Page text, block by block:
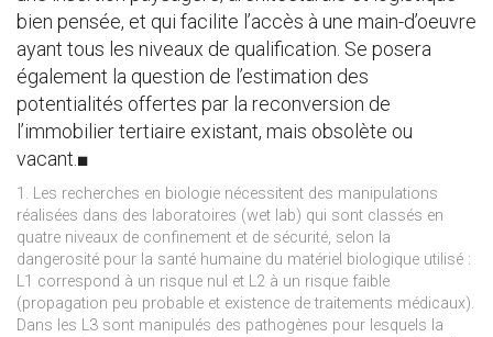
bien pensée, et qui facilite l’accès à une main-d’oeuvre
ayant tous les niveaux de qualification. Se posera
également la question de l’estimation des
potentialités offertes par la reconversion de
l’immobilier tertiaire existant, mais obsolète ou
vacant.■
1. Les recherches en biologie nécessitent des manipulations
réalisées dans des laboratoires (wet lab) qui sont classés en
quatre niveaux de confinement et de sécurité, selon la
dangerosité pour la santé humaine du matériel biologique utilisé :
L1 correspond à un risque nul et L2 à un risque faible
(propagation peu probable et existence de traitements médicaux).
Dans les L3 sont manipulés des pathogènes pour lesquels la